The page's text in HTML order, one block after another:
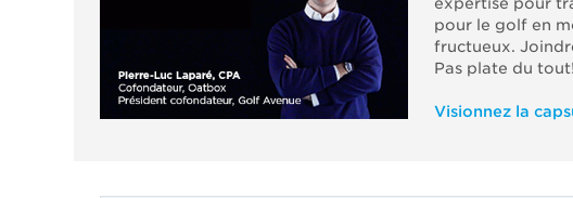
pour le golf en
fructueux.
Pas plate du tout!
Visionnez la